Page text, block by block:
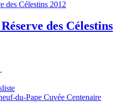
des Célestins